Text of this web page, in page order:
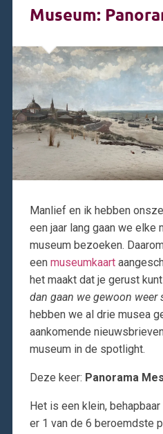
Museum:
Manlief en ik hebben
een jaar lang gaan we elke
museum bezoeken.
een museumkaart
het maakt dat je gerust kunt
dan gaan we gewoon weer
hebben we al drie musea
aankomende
museum in de spotlight.
Deze keer: Panorama
Het is een klein,
er 1 van de 6 beroemdste